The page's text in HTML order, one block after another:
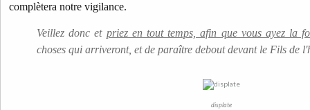
complètera notre vigilance.
Veillez donc et priez en tout temps, afin que vous ayez la
choses qui arriveront, et de paraître debout devant le Fils de
displate